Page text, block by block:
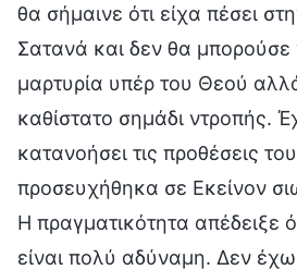
θα σήμαινε ότι είχα πέσει
Σατανά και δεν θα
μαρτυρία υπέρ του Θεού
καθίστατο σημάδι ντροπής.
κατανοήσει τις προθέσεις
προσευχήθηκα σε Εκείνον
Η πραγματικότητα απέδειξε
είναι πολύ αδύναμη. Δεν